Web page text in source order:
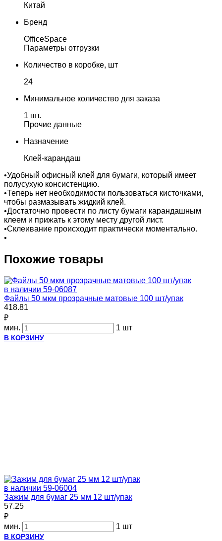
Китай
Бренд
OfficeSpace
Параметры отгрузки
Количество в коробке, шт
24
Минимальное количество для заказа
1 шт.
Прочие данные
Назначение
Клей-карандаш
•Удобный офисный клей для бумаги, который имеет
полусухую консистенцию.
•Теперь нет необходимости пользоваться кисточками,
чтобы размазывать жидкий клей.
•Достаточно провести по листу бумаги карандашным
клеем и прижать к этому месту другой лист.
•Склеивание происходит практически моментально.
•
Похожие товары
в наличии 59-06087
Файлы 50 мкм прозрачные матовые 100 шт/упак
418.81
₽
мин.
1 шт
В КОРЗИНУ
в наличии 59-06004
Зажим для бумаг 25 мм 12 шт/упак
57.25
₽
мин.
1 шт
В КОРЗИНУ